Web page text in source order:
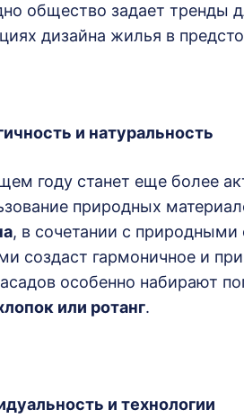
общество задает тренды
дизайна жилья в
и натуральность
году станет еще более
природных
, в сочетании с
создаст гармоничное и
особенно набирают
или ротанг.
и технологии